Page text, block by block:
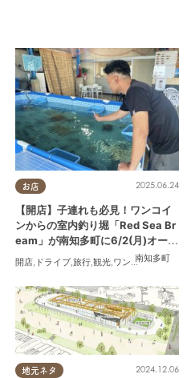
お店
南知多町
2025.06.24
【開店】子連れも必見！ワンコイ
ンからの室内釣り堀「Red Sea Br
eam」が南知多町に6/2(月)オープ
ン
開店, ドライブ,旅行,観光,ワンコイン
地元ネタ 2024.12.06